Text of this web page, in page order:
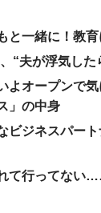
と一緒に！教
“夫が浮気し
よオープンで
」の中身
ビジネスパー
て行ってない